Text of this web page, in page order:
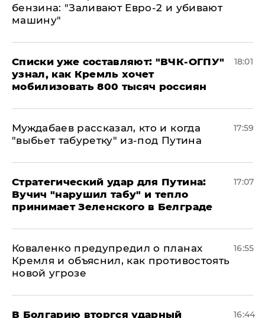
бензина: "Заливают Евро-2 и убивают
машину"
Списки уже составляют: "ВЧК-ОГПУ"
узнал, как Кремль хочет
мобилизовать 800 тысяч россиян
18:01
Муждабаев рассказал, кто и когда
"выбьет табуретку" из-под Путина
17:59
Стратегический удар для Путина:
Вучич "нарушил табу" и тепло
принимает Зеленского в Белграде
17:07
Коваленко предупредил о планах
Кремля и объяснил, как противостоять
новой угрозе
16:55
В Болгарию вторгся ударный
16:44